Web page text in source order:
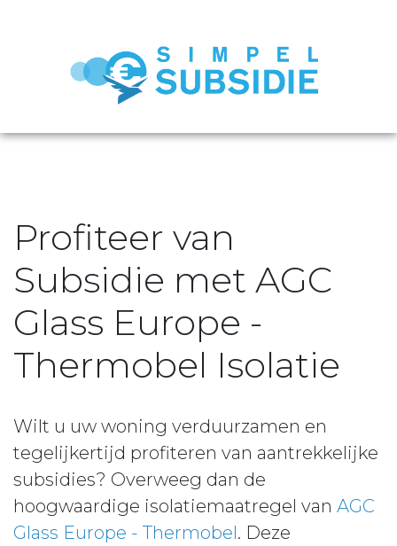
Profiteer van
Subsidie met AGC
Glass Europe -
Thermobel Isolatie
Wilt u uw woning verduurzamen en
tegelijkertijd profiteren van aantrekkelijke
subsidies? Overweeg dan de
hoogwaardige isolatiemaatregel van AGC
Glass Europe - Thermobel. Deze